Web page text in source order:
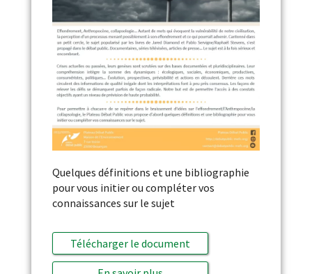
Quelques définitions et une bibliographie
pour vous initier ou compléter vos
connaissances sur le sujet
Télécharger le document